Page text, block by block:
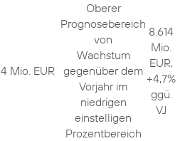
Mio. EUR
Oberer
Prognosebereich
von
Wachstum
gegenüber dem
Vorjahr im
niedrigen
einstelligen
Prozentbereich
8.614
Mio.
EUR,
+4,7%
ggü.
VJ